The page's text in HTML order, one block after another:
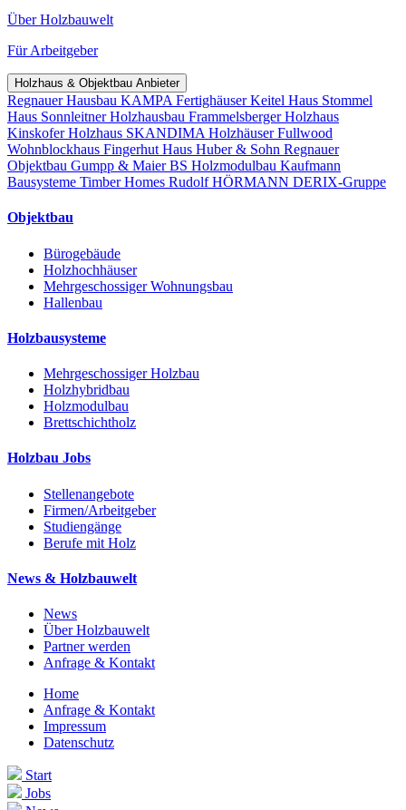
Über Holzbauwelt
Für Arbeitgeber
Holzhaus & Objektbau Anbieter
Regnauer Hausbau KAMPA FertighäuserKeitel Haus Stommel
Haus Sonnleitner Holzhausbau Frammelsberger Holzhaus
Kinskofer Holzhaus SKANDIMA HolzhäuserFullwood
Wohnblockhaus Fingerhut Haus Huber & Sohn Regnauer
Objektbau Gumpp & MaierBS Holzmodulbau Kaufmann
Bausysteme Timber Homes Rudolf HÖRMANN DERIX-Gruppe
Objektbau
Bürogebäude
Holzhochhäuser
Mehrgeschossiger Wohnungsbau
Hallenbau
Holzbausysteme
Mehrgeschossiger Holzbau
Holzhybridbau
Holzmodulbau
Brettschichtholz
Holzbau Jobs
Stellenangebote
Firmen/Arbeitgeber
Studiengänge
Berufe mit Holz
News & Holzbauwelt
News
Über Holzbauwelt
Partner werden
Anfrage & Kontakt
Home
Anfrage & Kontakt
Impressum
Datenschutz
Start
Jobs